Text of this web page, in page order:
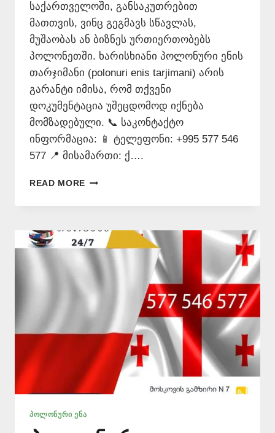
საქართველოში, განსაკუთრებით
მათთვის, ვინც გეგმავს სწავლას,
მუშაობას ან ბიზნეს ურთიერთობებს
პოლონეთში. ხარისხიანი პოლონური ენის
თარჯიმანი (polonuri enis tarjimani) არის
გარანტი იმისა, რომ თქვენი
დოკუმენტაცია უშეცდომოდ იქნება
მომზადებული. 📞 საკონტაქტო
ინფორმაცია: 📱 ტელეფონი: +995 577 546
577 📍 მისამართი: ქ….
READ MORE ᲞᲝᲚᲝᲜᲣᲠᲐᲓ
–
546
577
ᲞᲝᲚᲝᲜᲣᲠᲘ ᲔᲜᲐ